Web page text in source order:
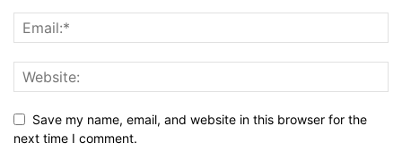
Save my name, email, and website in this browser for the
next time I comment.